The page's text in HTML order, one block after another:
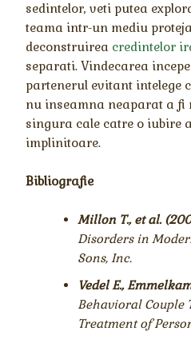
sedintelor, veti putea
teama intr-un mediu
deconstruirea credintelor
separati. Vindecarea
partenerul evitant intelege
nu inseamna neaparat a fi
singura cale catre o iubire
implinitoare.
Bibliografie
Millon T., et al.
Disorders in
Sons, Inc.
Vedel E.,
Behavioral Couple
Treatment of